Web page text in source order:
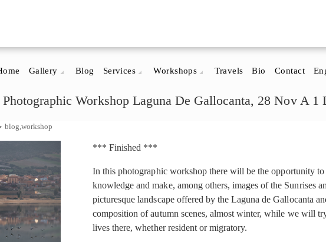
Gallery Blog Services Workshops Travels Bio Contact
Photographic Workshop Laguna De Gallocanta, 28 Nov A 1
blog,workshop
*** Finished ***
In this photographic workshop there will be the opportunity
knowledge and make, among others, images of the Sunrises
picturesque landscape offered by the Laguna de Gallocanta
composition of autumn scenes, almost winter, while we will
lives there, whether resident or migratory.